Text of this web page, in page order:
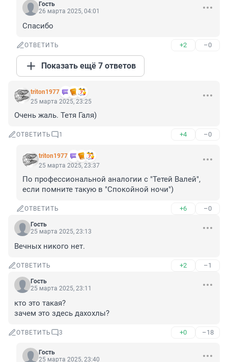
Гость
26 марта 2025, 04:01
Спасибо
ОТВЕТИТЬ +2 –0
Показать ещё 7 ответов
triton1977
25 марта 2025, 23:25
Очень жаль. Тетя Галя)
ОТВЕТИТЬ 1 +4 –0
triton1977
25 марта 2025, 23:37
По профессиональной аналогии с "Тетей Валей",
если помните такую в "Спокойной ночи")
ОТВЕТИТЬ +6 –0
Гость
25 марта 2025, 23:13
Вечных никого нет.
ОТВЕТИТЬ +2 –1
Гость
25 марта 2025, 23:11
кто это такая?
зачем это здесь дахохлы?
ОТВЕТИТЬ 3 +0 –18
Гость
25 марта 2025, 23:40